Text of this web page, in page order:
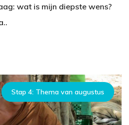
wat is mijn diepste wens?
Stap 4: Thema van augustus